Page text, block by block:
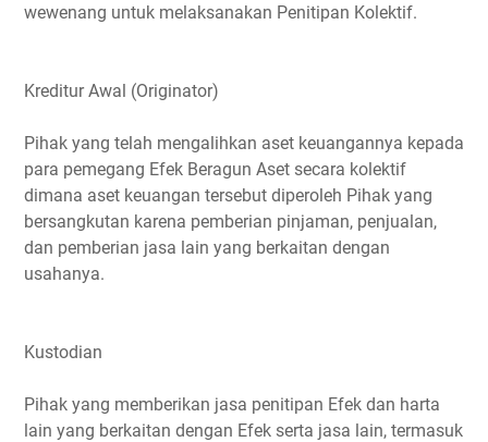
wewenang untuk melaksanakan Penitipan Kolektif.
Kreditur Awal (Originator)
Pihak yang telah mengalihkan aset keuangannya kepada
para pemegang Efek Beragun Aset secara kolektif
dimana aset keuangan tersebut diperoleh Pihak yang
bersangkutan karena pemberian pinjaman, penjualan,
dan pemberian jasa lain yang berkaitan dengan
usahanya.
Kustodian
Pihak yang memberikan jasa penitipan Efek dan harta
lain yang berkaitan dengan Efek serta jasa lain, termasuk